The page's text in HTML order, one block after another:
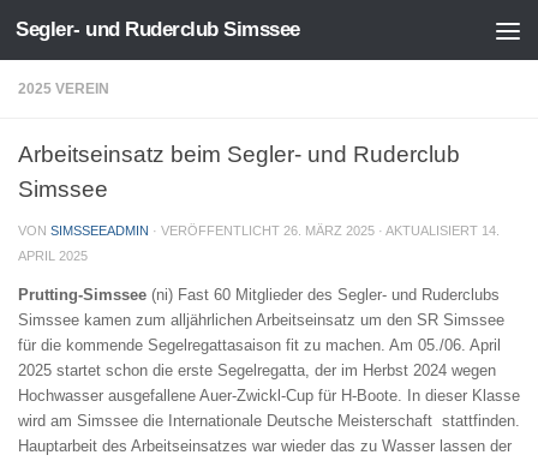
Zum Inhalt springen
Segler- und Ruderclub Simssee
2025 VEREIN
Arbeitseinsatz beim Segler- und Ruderclub
Simssee
VON SIMSSEEADMIN · VERÖFFENTLICHT 26. MÄRZ 2025 · AKTUALISIERT 14.
APRIL 2025
Prutting-Simssee (ni) Fast 60 Mitglieder des Segler- und Ruderclubs
Simssee kamen zum alljährlichen Arbeitseinsatz um den SR Simssee
für die kommende Segelregattasaison fit zu machen. Am 05./06. April
2025 startet schon die erste Segelregatta, der im Herbst 2024 wegen
Hochwasser ausgefallene Auer-Zwickl-Cup für H-Boote. In dieser Klasse
wird am Simssee die Internationale Deutsche Meisterschaft stattfinden.
Hauptarbeit des Arbeitseinsatzes war wieder das zu Wasser lassen der